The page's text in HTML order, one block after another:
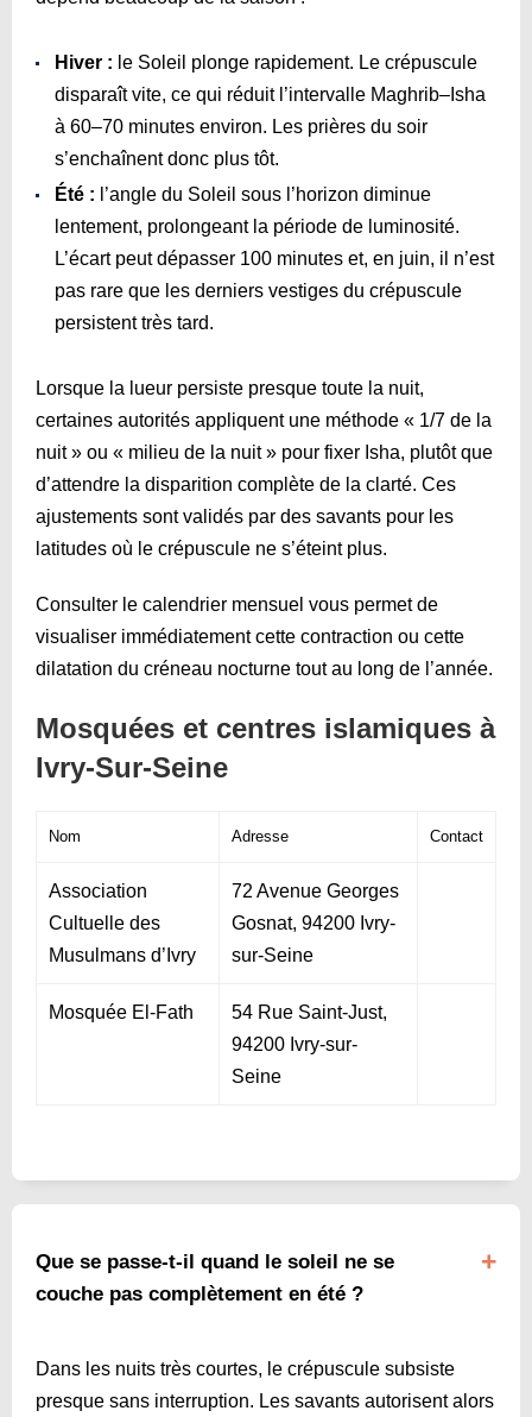
Hiver : le Soleil plonge rapidement. Le crépuscule
disparaît vite, ce qui réduit l’intervalle Maghrib–Isha
à 60–70 minutes environ. Les prières du soir
s’enchaînent donc plus tôt.
Été : l’angle du Soleil sous l’horizon diminue
lentement, prolongeant la période de luminosité.
L’écart peut dépasser 100 minutes et, en juin, il n’est
pas rare que les derniers vestiges du crépuscule
persistent très tard.
Lorsque la lueur persiste presque toute la nuit,
certaines autorités appliquent une méthode « 1/7 de la
nuit » ou « milieu de la nuit » pour fixer Isha, plutôt que
d’attendre la disparition complète de la clarté. Ces
ajustements sont validés par des savants pour les
latitudes où le crépuscule ne s’éteint plus.
Consulter le calendrier mensuel vous permet de
visualiser immédiatement cette contraction ou cette
dilatation du créneau nocturne tout au long de l’année.
Mosquées et centres islamiques à
Ivry-Sur-Seine
Nom Adresse Contact
Association
Cultuelle des
Musulmans d’Ivry
72 Avenue Georges
Gosnat, 94200 Ivry-
sur-Seine
Mosquée El-Fath
54 Rue Saint-Just,
94200 Ivry-sur-
Seine
Que se passe-t-il quand le soleil ne se
couche pas complètement en été ?
Dans les nuits très courtes, le crépuscule subsiste
presque sans interruption. Les savants autorisent alors